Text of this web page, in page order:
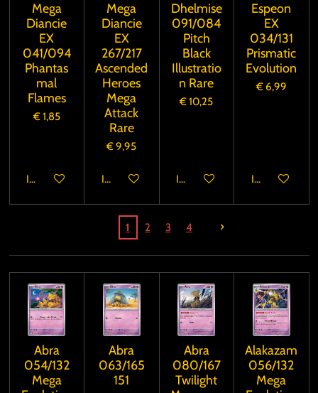
Mega
Diancie
EX
041/094
Phantas
mal
Flames
€ 1,85
In winkelwagen
Mega
Diancie
EX
267/217
Ascended
Heroes
Mega
Attack
Rare
€ 9,95
In winkelwagen
Dhelmise
091/084
Pitch
Black
Illustratio
n Rare
€ 10,25
In winkelwagen
Espeon
EX
034/131
Prismatic
Evolution
€ 6,99
In
1 2 3 4
Abra
054/132
Mega
Abra
063/165
151
Abra
080/167
Twilight
Alakazam
056/132
Mega